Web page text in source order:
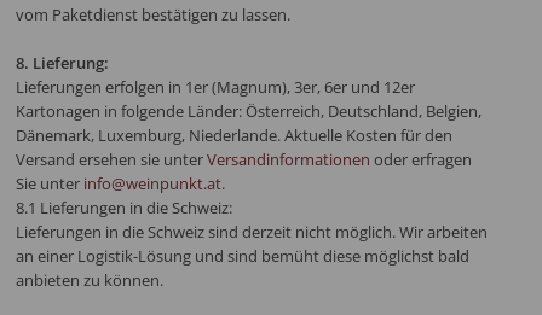
vom Paketdienst bestätigen zu lassen.
8. Lieferung:
Lieferungen erfolgen in 1er (Magnum), 3er, 6er und 12er
Kartonagen in folgende Länder: Österreich, Deutschland, Belgien,
Dänemark, Luxemburg, Niederlande. Aktuelle Kosten für den
Versand ersehen sie unterVersandinformationen oder erfragen
Sie unter info@weinpunkt.at.
8.1 Lieferungen in die Schweiz:
Lieferungen in die Schweiz sind derzeit nicht möglich. Wir arbeiten
an einer Logistik-Lösung und sind bemüht diese möglichst bald
anbieten zu können.